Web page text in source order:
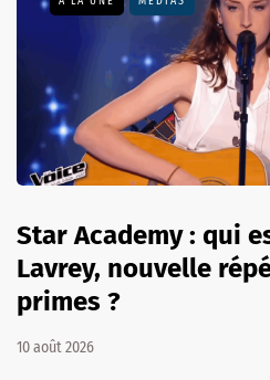
Star Academy : qui
Lavrey, nouvelle
primes ?
10 août 2026